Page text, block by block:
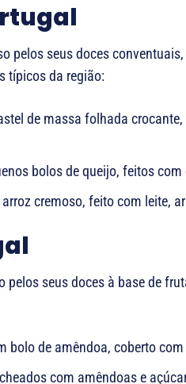
pelos seus doces
típicos da região:
de massa folhada
bolos de queijo, feitos
cremoso, feito com leite,
pelos seus doces à base de
bolo de amêndoa, coberto
com amêndoas e